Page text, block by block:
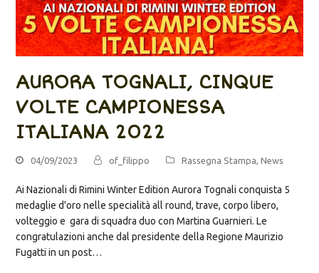
AURORA TOGNALI, CINQUE
VOLTE CAMPIONESSA
ITALIANA 2022
04/09/2023 of_filippo Rassegna Stampa,News
Ai Nazionali di Rimini Winter Edition Aurora Tognali conquista 5
medaglie d'oro nelle specialità all round, trave, corpo libero,
volteggio e gara di squadra duo con Martina Guarnieri. Le
congratulazioni anche dal presidente della Regione Maurizio
Fugatti in un post…